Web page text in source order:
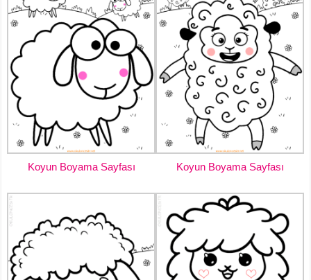
Koyun Boyama Sayfası Koyun Boyama Sayfası